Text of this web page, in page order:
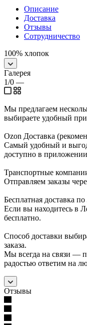
Описание
Доставка
Отзывы
Сотрудничество
100% хлопок
Галерея
1/0 —
Мы предлагаем
выбираете удобный
Ozon Доставка
Самый удобный и
доступно в
Транспортные
Отправляем заказы
Бесплатная доставка
Если вы находитесь в
бесплатно.
Способ доставки
заказа.
Мы всегда на связи —
радостью ответим на
Отзывы